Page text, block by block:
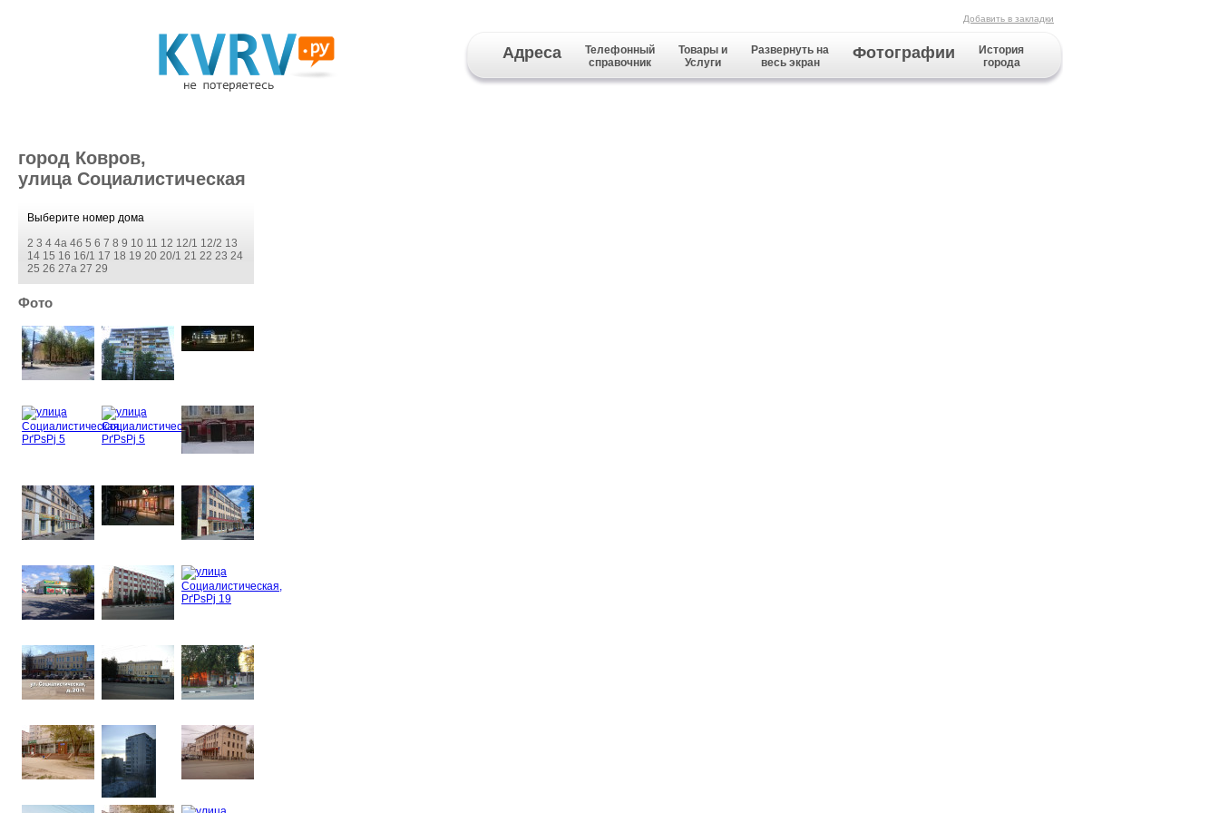
Добавить в закладки
Адреса
Телефонный
справочник
Товары и
Услуги
Развернуть на
весь экран
Фотографии
История
города
город Ковров,
улица Социалистическая
Выберите номер дома
2 3 4 4а 4б 5 6 7 8 9 10 11 12 12/1 12/2 13
14 15 16 16/1 17 18 19 20 20/1 21 22 23 24
25 26 27а 27 29
Фото